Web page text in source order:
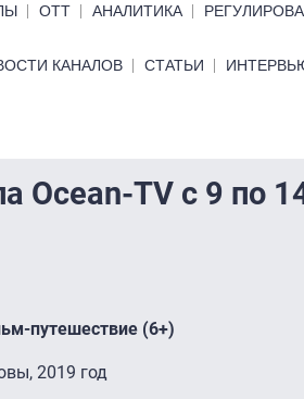
ОТТ АНАЛИТИКА
КАНАЛОВ СТАТЬИ
Ocean-TV с 9 по
путешествие (6+)
2019 год